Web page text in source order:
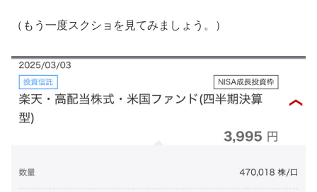
（もう一度スクショを見てみましょう。）